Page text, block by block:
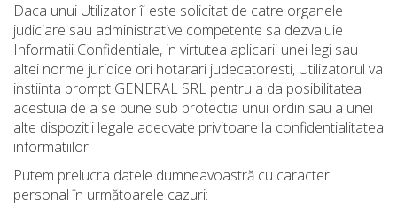
Daca unui Utilizator îi este solicitat de catre organele
judiciare sau administrative competente sa dezvaluie
Informatii Confidentiale, in virtutea aplicarii unei legi sau
altei norme juridice ori hotarari judecatoresti, Utilizatorul va
instiinta prompt GENERAL SRL pentru a da posibilitatea
acestuia de a se pune sub protectia unui ordin sau a unei
alte dispozitii legale adecvate privitoare la confidentialitatea
informatiilor.
Putem prelucra datele dumneavoastră cu caracter
personal în următoarele cazuri: